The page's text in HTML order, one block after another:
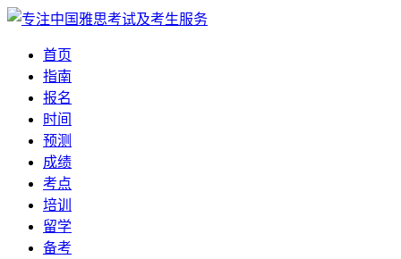
首页
指南
报名
时间
预测
成绩
考点
培训
留学
备考